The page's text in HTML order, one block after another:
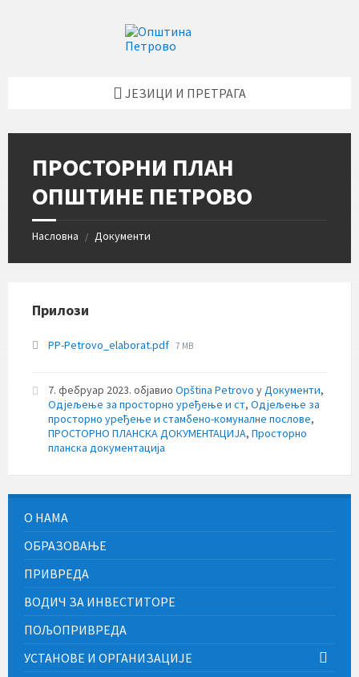
ЈЕЗИЦИ И ПРЕТРАГА
ПРОСТОРНИ ПЛАН
ОПШТИНЕ ПЕТРОВО
Насловна / Документи
Прилози
PP-Petrovo_elaborat.pdf File
7 MB
7. фебруар 2023. објавио Opština Petrovo уДокументи,
Одјељење за просторно уређење и ст, Одјељење за
просторно уређење и стамбено-комуналне послове,
ПРОСТОРНО ПЛАНСКА ДОКУМЕНТАЦИЈА, Просторно
планска документација
О НАМА
ОБРАЗОВАЊЕ
ПРИВРЕДА
ВОДИЧ ЗА ИНВЕСТИТОРЕ
ПОЉОПРИВРЕДА
УСТАНОВЕ И ОРГАНИЗАЦИЈЕ